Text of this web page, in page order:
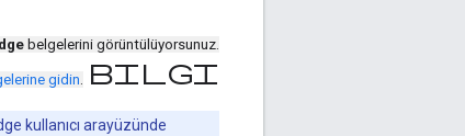
belgelerini görüntülüyorsunuz.
gidin. bilgi
kullanıcı arayüzünde